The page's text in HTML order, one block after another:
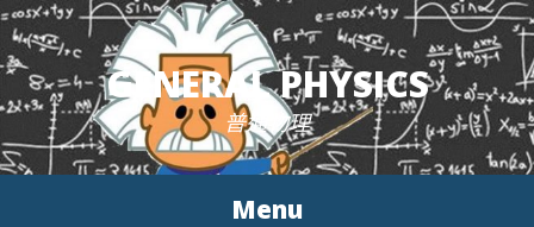
Skip to content
GENERAL PHYSICS
普通物理
Menu